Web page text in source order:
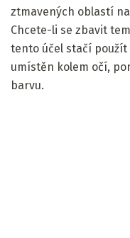
ztmavených oblastí
Chcete-li se zbavit
tento účel stačí
umístěn kolem očí,
barvu.